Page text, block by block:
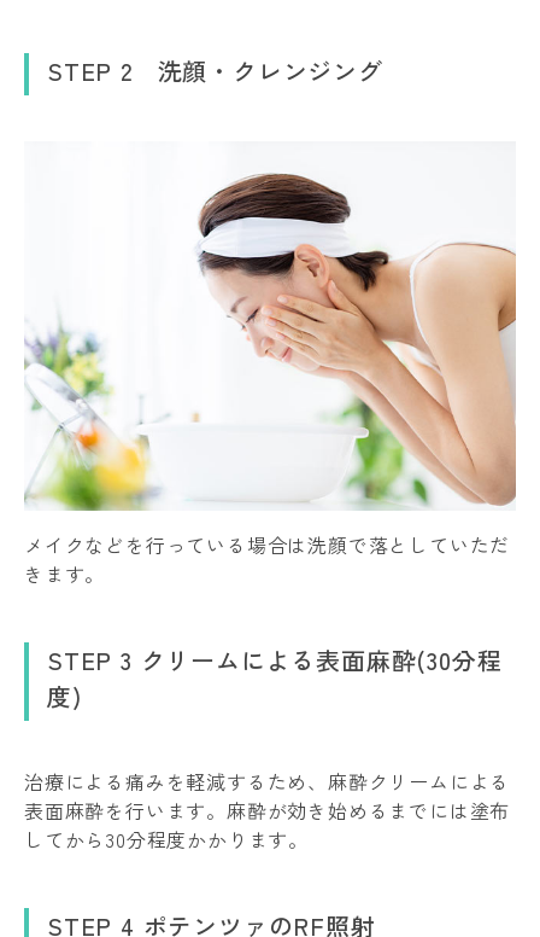
STEP 2 洗顔・クレンジング
メイクなどを行っている場合は洗顔で落としていただ
きます。
STEP 3 クリームによる表面麻酔(30分程
度)
治療による痛みを軽減するため、麻酔クリームによる
表面麻酔を行います。麻酔が効き始めるまでには塗布
してから30分程度かかります。
STEP 4 ポテンツァのRF照射